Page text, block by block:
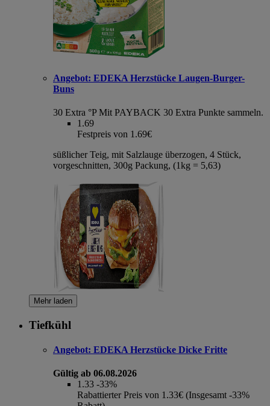
Angebot: EDEKA Herzstücke Laugen-Burger-
Buns
30 Extra °P Mit PAYBACK 30 Extra Punkte sammeln.
1.69
Festpreis von 1.69€
süßlicher Teig, mit Salzlauge überzogen, 4 Stück,
vorgeschnitten, 300g Packung, (1kg = 5,63)
Mehr laden
Tiefkühl
Angebot: EDEKA Herzstücke Dicke Fritte
Gültig ab 06.08.2026
1.33 -33%
Rabattierter Preis von 1.33€ (Insgesamt -33%